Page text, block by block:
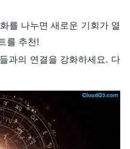
를 나누면 새로운 기회가 열
를 추천!
과의 연결을 강화하세요. 다